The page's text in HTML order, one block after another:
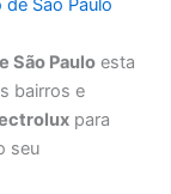
São Paulo
São Paulo esta
bairros e
para
seu